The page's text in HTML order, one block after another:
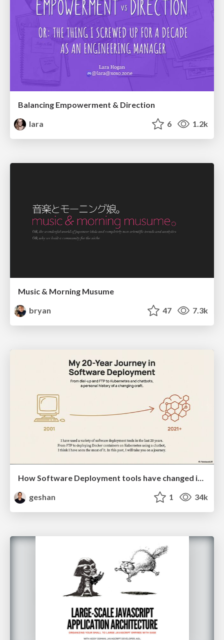
Balancing Empowerment & Direction
lara
6 1.2k
Music & Morning Musume
bryan
47 7.3k
How Software Deployment tools have changed in the past 20 years
geshan
1 34k